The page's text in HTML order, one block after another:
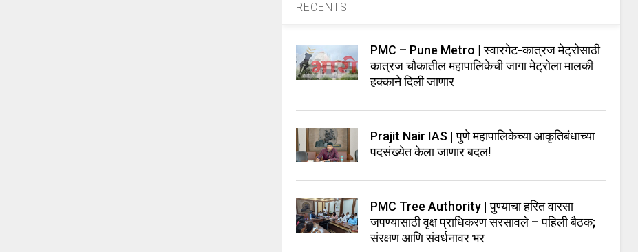
RECENTS
PMC – Pune Metro | स्वारगेट-कात्रज मेट्रोसाठी
कात्रज चौकातील महापालिकेची जागा मेट्रोला मालकी
हक्काने दिली जाणार
Prajit Nair IAS | पुणे महापालिकेच्या आकृतिबंधाच्या
पदसंख्येत केला जाणार बदल!
PMC Tree Authority | पुण्याचा हरित वारसा
जपण्यासाठी वृक्ष प्राधिकरण सरसावले – पहिली बैठक;
संरक्षण आणि संवर्धनावर भर